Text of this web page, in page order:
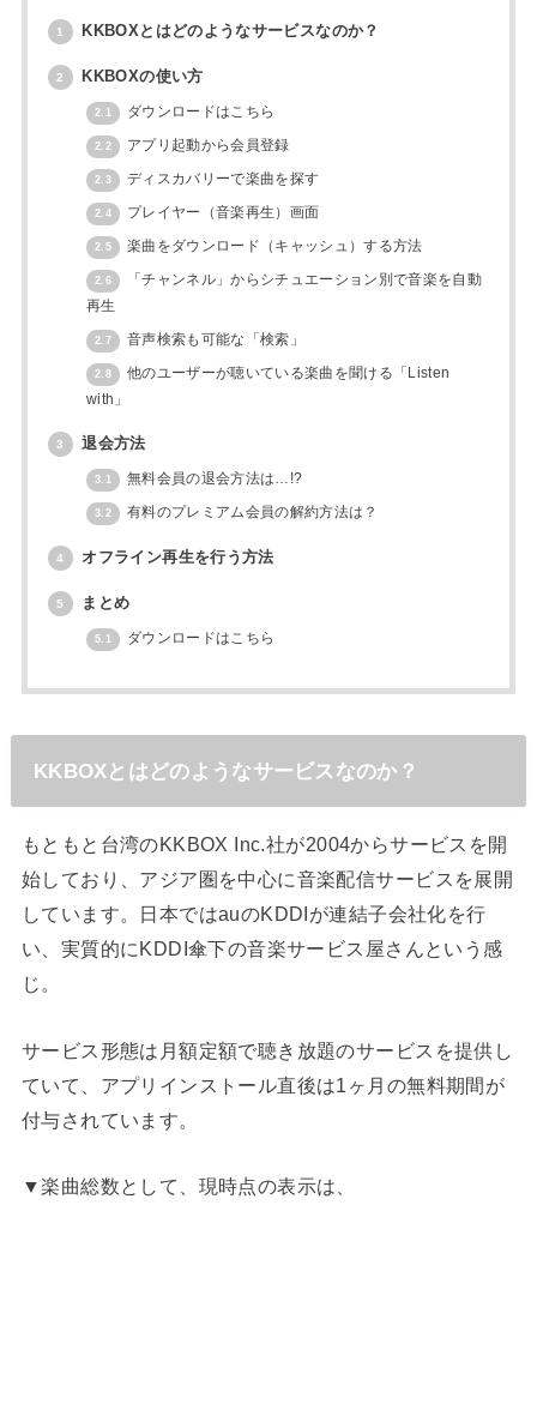
1 KKBOXとはどのようなサービスなのか？
2 KKBOXの使い方
2.1 ダウンロードはこちら
2.2 アプリ起動から会員登録
2.3 ディスカバリーで楽曲を探す
2.4 プレイヤー（音楽再生）画面
2.5 楽曲をダウンロード（キャッシュ）する方法
2.6
「チャンネル」からシチュエーション別で音楽を自動
再生
2.7 音声検索も可能な「検索」
2.8
他のユーザーが聴いている楽曲を聞ける「Listen
with」
3 退会方法
3.1 無料会員の退会方法は…!?
3.2 有料のプレミアム会員の解約方法は？
4 オフライン再生を行う方法
5 まとめ
5.1 ダウンロードはこちら
KKBOXとはどのようなサービスなのか？
もともと台湾のKKBOX Inc.社が2004からサービスを開
始しており、アジア圏を中心に音楽配信サービスを展開
しています。日本ではauのKDDIが連結子会社化を行
い、実質的にKDDI傘下の音楽サービス屋さんという感
じ。
サービス形態は月額定額で聴き放題のサービスを提供し
ていて、アプリインストール直後は1ヶ月の無料期間が
付与されています。
▼楽曲総数として、現時点の表示は、